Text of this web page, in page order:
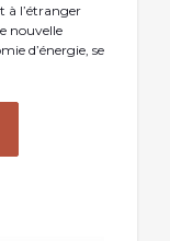
à l’étranger
nouvelle
d’énergie, se